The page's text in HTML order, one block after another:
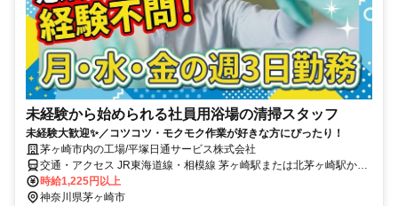
未経験から始められる社員用浴場の清掃スタッフ
未経験大歓迎✨／コツコツ・モクモク作業が好きな方にぴったり！
茅ヶ崎市内の工場/平塚日通サービス株式会社
交通・アクセス JR東海道線・相模線 茅ヶ崎駅または北茅ヶ崎駅から
徒歩12分
時給1,225円以上
神奈川県茅ヶ崎市